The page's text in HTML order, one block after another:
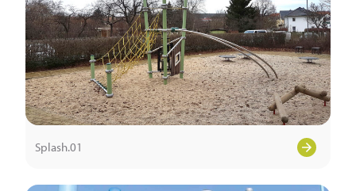
Splash.01